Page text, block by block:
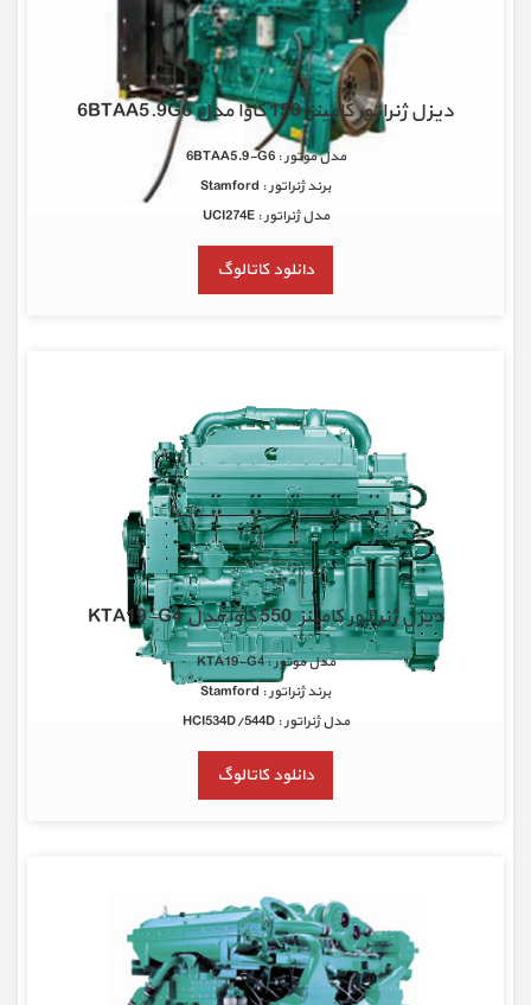
دیزل ژنراتور کامینز 150 کاوا مدل 6BTAA5.9G6
مدل موتور : 6BTAA5.9-G6
برند ژنراتور : Stamford
مدل ژنراتور : UCI274E
دانلود کاتالوگ
دیزل ژنراتور کامینز 550 کاوا مدل KTA19-G4
مدل موتور : KTA19-G4
برند ژنراتور : Stamford
مدل ژنراتور : HCI534D/544D
دانلود کاتالوگ